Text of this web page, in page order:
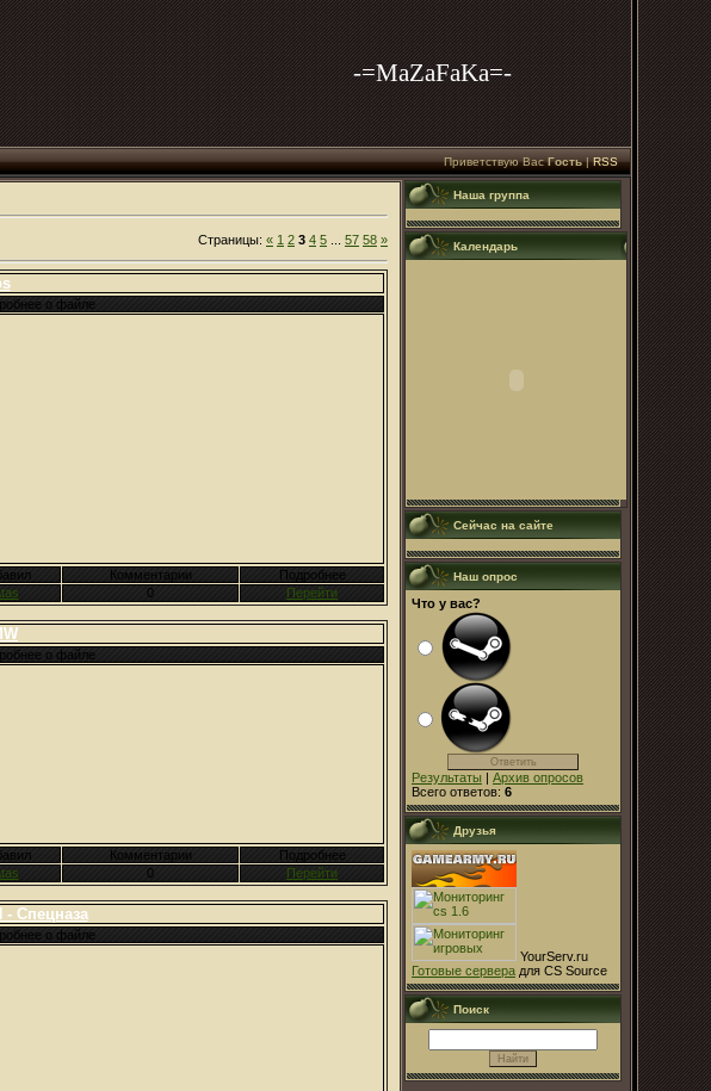
-=MaZaFaKa=-
Приветствую Вас Гость|RSS
Страницы: « 1 2 3 4 5 57 58 »
о файле
Комментарии
Подробнее
0 Перейти
о файле
Комментарии
Подробнее
0 Перейти
- Спецназа
о файле
Наша группа
Календарь
Сейчас на сайте
Наш опрос
Что у вас?
Результаты | Архив опросов
Всего ответов: 6
Друзья
YourServ.ru
Готовые сервера для CS Source
Поиск